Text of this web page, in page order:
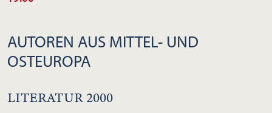
AUTOREN AUS MITTEL- UND
OSTEUROPA
LITERATUR 2000